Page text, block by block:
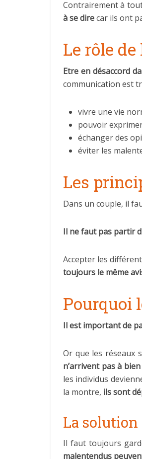
Contrairement à
à se direcar ils ont
Le rôle
Etre en désaccord
communication est
vivre une vie
pouvoir
échanger des
éviter les
Les
Dans un couple, il
Il ne faut pas partir
Accepter les
toujours le même
Pourquoi
Il est important de
Or que les réseaux
n’arrivent pas à
les individus
la montre, ils sont
La
Il faut toujours
malentendus